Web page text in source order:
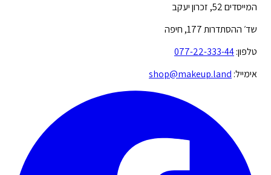
המייסדים 52, זכרון יעקב
שד׳ ההסתדרות 177, חיפה
טלפון:077-22-333-44
אימייל: shop@makeup.land